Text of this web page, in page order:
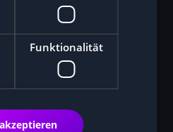
Funktionalität